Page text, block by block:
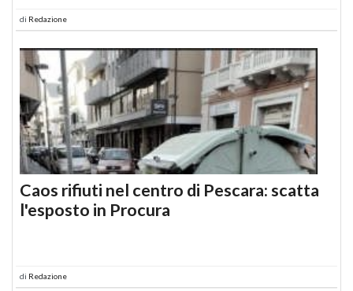
di Redazione
Caos rifiuti nel centro di Pescara: scatta
l'esposto in Procura
di Redazione